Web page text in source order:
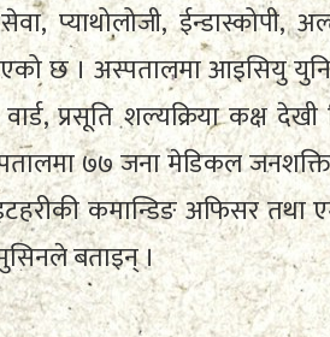
प्याथोलोजी, ईन्डास्कोपी,
छ । अस्पतालमा आइसियु
प्रसूति शल्यक्रिया कक्ष देखी
७७ जना मेडिकल
कमान्डिङ अफिसर तथा
बताइन् ।